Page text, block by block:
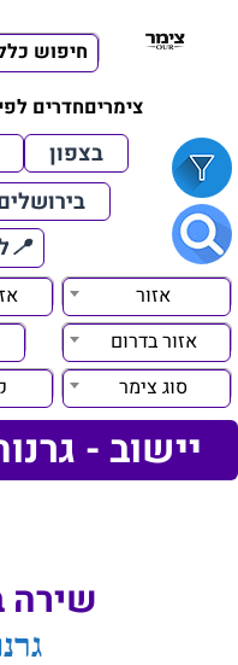
חיפוש
צימריםחדרים
בצפון
📍
אזור
אזור בדרום
סוג צימר
יישוב -
שירה